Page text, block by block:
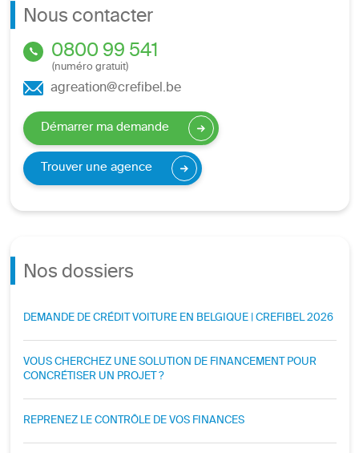
Nous contacter
0800 99 541
(numéro gratuit)
agreation@crefibel.be
Démarrer ma demande
Trouver une agence
Nos dossiers
DEMANDE DE CRÉDIT VOITURE EN BELGIQUE | CREFIBEL 2026
VOUS CHERCHEZ UNE SOLUTION DE FINANCEMENT POUR
CONCRÉTISER UN PROJET ?
REPRENEZ LE CONTRÔLE DE VOS FINANCES